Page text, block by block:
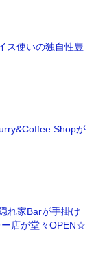
ス使いの独自性豊
Shopが
れ家Barが手掛け
店が堂々OPEN☆